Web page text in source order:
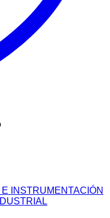
INSTRUMENTACIÓN